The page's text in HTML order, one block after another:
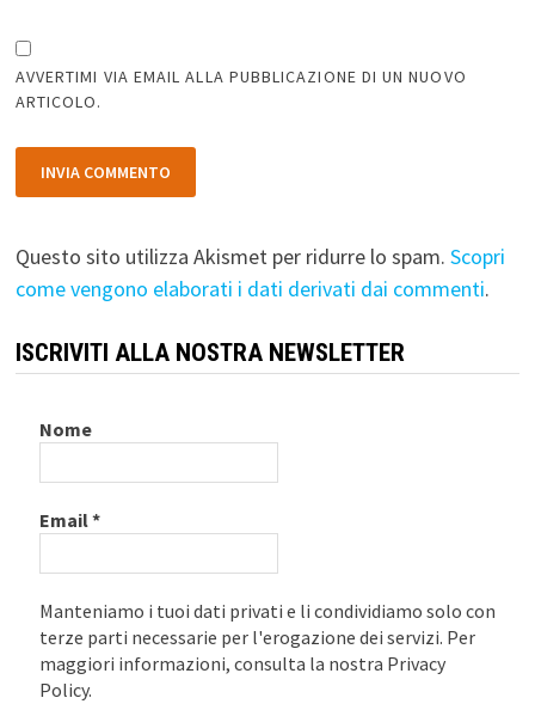
AVVERTIMI VIA EMAIL ALLA PUBBLICAZIONE DI UN NUOVO
ARTICOLO.
Questo sito utilizza Akismet per ridurre lo spam. Scopri
come vengono elaborati i dati derivati dai commenti.
ISCRIVITI ALLA NOSTRA NEWSLETTER
Nome
Email*
Manteniamo i tuoi dati privati e li condividiamo solo con
terze parti necessarie per l'erogazione dei servizi. Per
maggiori informazioni, consulta la nostra Privacy
Policy.